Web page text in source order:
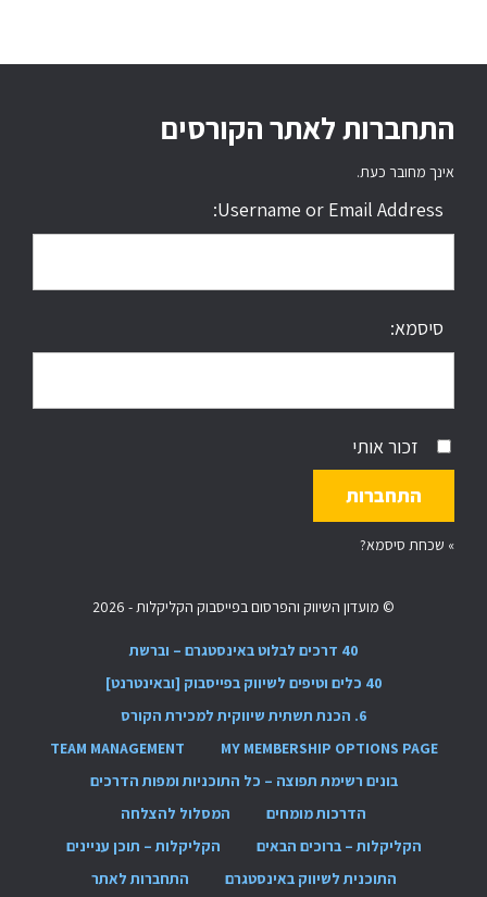
התחברות לאתר הקורסים
אינך מחובר כעת.
Username or Email Address:
סיסמא:
זכור אותי
» שכחת סיסמא?
© מועדון השיווק והפרסום בפייסבוק הקליקלות - 2026
40 דרכים לבלוט באינסטגרם – וברשת
40 כלים וטיפים לשיווק בפייסבוק [ובאינטרנט]
6. הכנת תשתית שיווקית למכירת הקורס
MY MEMBERSHIP OPTIONS PAGE
TEAM MANAGEMENT
בונים רשימת תפוצה – כל התוכניות ומפות הדרכים
הדרכות מומחים
המסלול להצלחה
הקליקלות – ברוכים הבאים
הקליקלות – תוכן עניינים
התוכנית לשיווק באינסטגרם
התחברות לאתר